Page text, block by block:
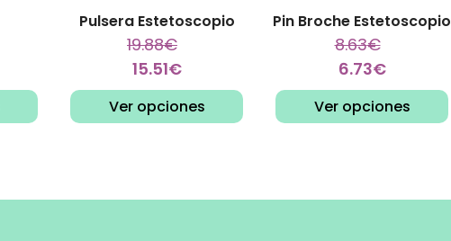
Pulsera Estetoscopio
19.88€
15.51€
Ver opciones
Pin Broche Estetoscopio
8.63€
6.73€
Ver opciones